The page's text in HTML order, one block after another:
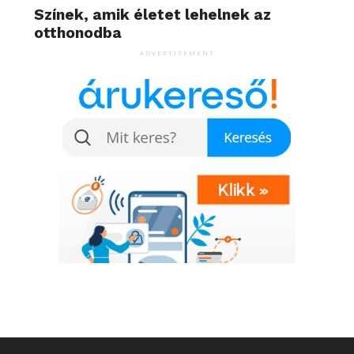
Színek, amik életet lehelnek az
otthonodba
ADVERTISEMENT